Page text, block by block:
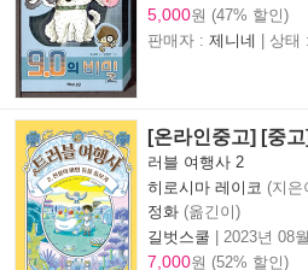
5,000원 (47% 할인)
판매자 : 제니네 | 상태 :
[온라인중고] [중
러블 여행사 2
히로시마 레이코 (지은
정화 (옮긴이)
길벗스쿨 | 2023년 08월
7,000원 (52% 할인)